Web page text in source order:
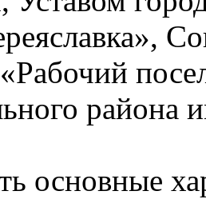
района
основные